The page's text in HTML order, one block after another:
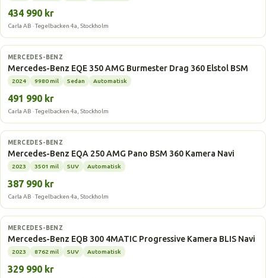
434 990 kr
Carla AB · Tegelbacken 4a, Stockholm
Elbil
MERCEDES-BENZ
Mercedes-Benz EQE 350 AMG Burmester Drag 360 Elstol BSM
2024 9980 mil Sedan Automatisk
491 990 kr
Carla AB · Tegelbacken 4a, Stockholm
Elbil
MERCEDES-BENZ
Mercedes-Benz EQA 250 AMG Pano BSM 360 Kamera Navi
2023 3501 mil SUV Automatisk
387 990 kr
Carla AB · Tegelbacken 4a, Stockholm
Elbil
MERCEDES-BENZ
Mercedes-Benz EQB 300 4MATIC Progressive Kamera BLIS Navi
2023 8762 mil SUV Automatisk
329 990 kr